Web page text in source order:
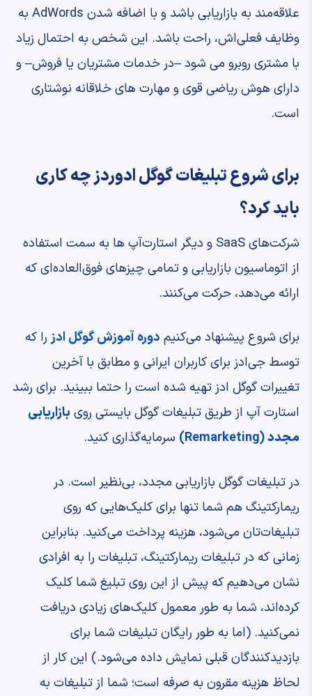
علاقه‌مند به بازاریابی باشد و با اضافه شدن AdWords به
وظایف فعلی‌اش، راحت باشد. این شخص به احتمال زیاد
با مشتری روبرو می ‌شود –در خدمات مشتریان یا فروش– و
دارای هوش ریاضی قوی و مهارت‌ های خلاقانه نوشتاری
است.
برای شروع تبلیغات گوگل ادوردز چه کاری
باید کرد؟
شرکت‌های SaaS و دیگر استارت‌آپ ‌ها به سمت استفاده
از اتوماسیون بازاریابی و تمامی چیزهای فوق‌العاده‌ای که
ارائه می‌دهد، حرکت می‌کنند.
برای شروع پیشنهاد می‌کنیم دوره آموزش گوگل ادزرا که
توسط جی‌ادز برای کاربران ایرانی و مطابق با آخرین
تغییرات گوگل ادز تهیه شده است را حتما ببینید. برای رشد
استارت آپ از طریق تبلیغات گوگل بایستی رویبازاریابی
مجدد(Remarketing) سرمایه‌گذاری کنید.
در تبلیغات گوگل بازاریابی مجدد، بی‌نظیر است. در
ریمارکتینگ هم شما تنها برای کلیک‌‌هایی که روی
تبلیغات‌تان می‌شود، هزینه پرداخت می‌کنید. بنابراین
زمانی که در تبلیغات ریمارکتینگ، تبلیغات را به افرادی
نشان می‌دهیم که پیش از این روی تبلیغ شما کلیک
کرده‌اند، شما به طور معمول کلیک‌های زیادی دریافت
نمی‌کنید. (اما به طور رایگان تبلیغات شما برای
بازدیدکنندگان قبلی نمایش داده می‌شود.) این کار از
لحاظ هزینه مقرون به صرفه است؛ شما از تبلیغات به